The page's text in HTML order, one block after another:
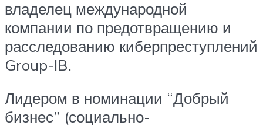
владелец международной
компании по предотвращению и
расследованию киберпреступлений
Group-IB.
Лидером в номинации “Добрый
бизнес” (социально-